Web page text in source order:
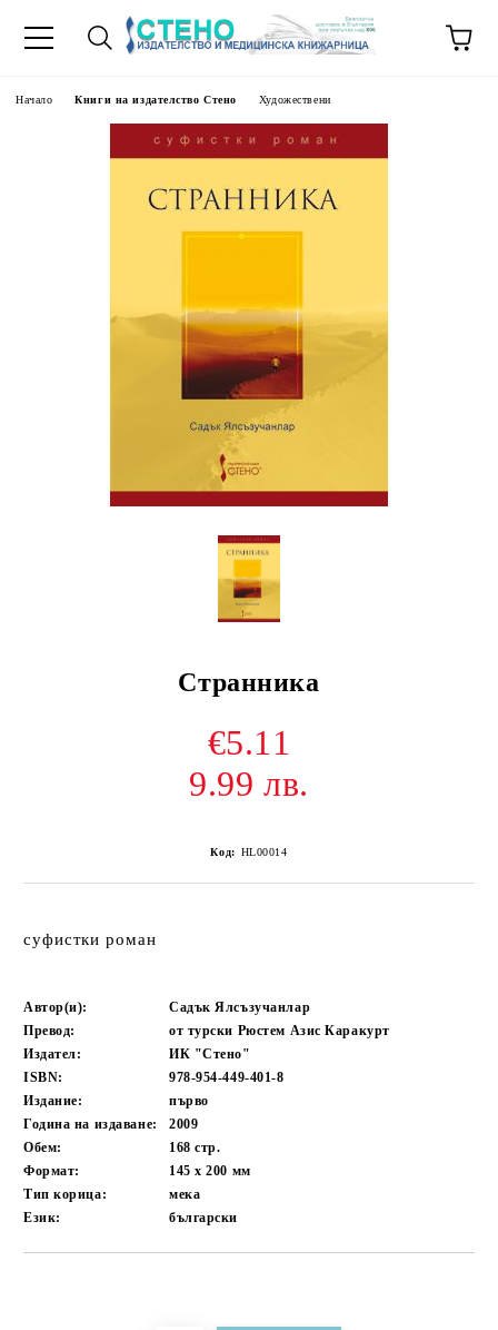
Начало Книги на издателство Стено Художествени
Странника
€5.11
9.99 лв.
Код: HL00014
суфистки роман
Автор(и):
Садък Ялсъзучанлар
Превод:
от турски Рюстем Азис Каракурт
Издател:
ИК "Стено"
ISBN:
978-954-449-401-8
Издание:
първо
Година на издаване:
2009
Обем:
168стр.
Формат:
145 x 200 мм
Тип корица:
мека
Език:
български